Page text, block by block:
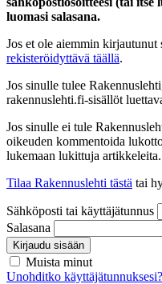
luomasi salasana.
Jos et ole aiemmin kirjautunut
rekisteröidyttävä täällä.
Jos sinulle tulee
rakennuslehti.fi-sisällöt
Jos sinulle ei tule
oikeuden kommentoida
lukemaan lukittuja artikkeleita.
Tilaa Rakennuslehti tästä tai
Sähköposti tai käyttäjätunnus
Salasana
Kirjaudu sisään
Muista minut
Unohditko käyttäjätunnuksesi?